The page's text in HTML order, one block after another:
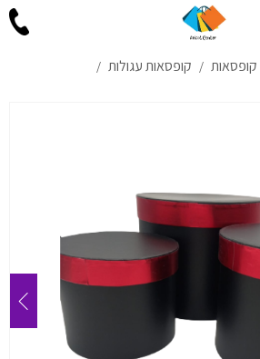
קופסאות / קופסאות עגולות /